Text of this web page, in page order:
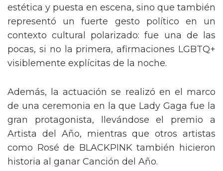
estética y puesta en escena, sino que también
representó un fuerte gesto político en un
contexto cultural polarizado: fue una de las
pocas, si no la primera, afirmaciones LGBTQ+
visiblemente explícitas de la noche.
Además, la actuación se realizó en el marco
de una ceremonia en la que Lady Gaga fue la
gran protagonista, llevándose el premio a
Artista del Año, mientras que otros artistas
como Rosé de BLACKPINK también hicieron
historia al ganar Canción del Año.